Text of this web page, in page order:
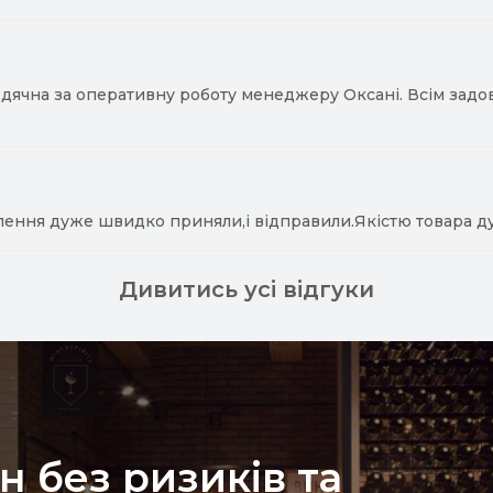
за оперативну роботу менеджеру Оксані. Всім
дуже швидко приняли,і відправили.Якістю товара
Дивитись усі відгуки
без ризиків та